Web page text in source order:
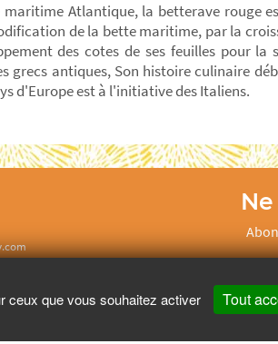
Atlantique, la betterave rouge
de la bette maritime, par la
des cotes de ses feuilles pour la
grecs antiques, Son histoire culinaire
d'Europe est à l'initiative des Italiens.
ceux que vous souhaitez activer Tout